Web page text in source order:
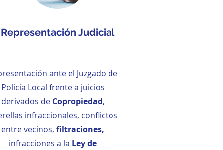
Representación Judicial
ante el Juzgado de
Policía Local frente a juicios
derivados de Copropiedad,
infraccionales, conflictos
entre vecinos, filtraciones,
infracciones a la Ley de